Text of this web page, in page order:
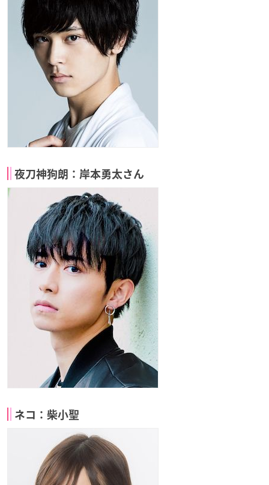
夜刀神狗朗：岸本勇太さん
ネコ：柴小聖